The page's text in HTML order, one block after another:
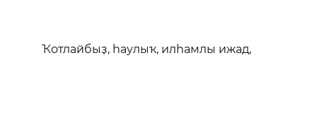
Ҡотлайбыҙ, һаулыҡ, илһамлы ижад,